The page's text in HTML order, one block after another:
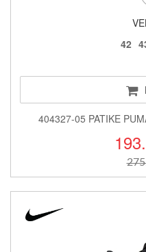
42
404327-05 PATIKE